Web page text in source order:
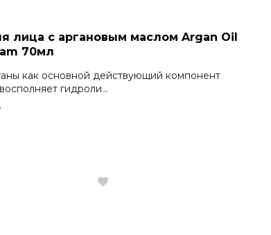
лица с аргановым маслом Argan Oil
70мл
как основной действующий компонент
гидроли...